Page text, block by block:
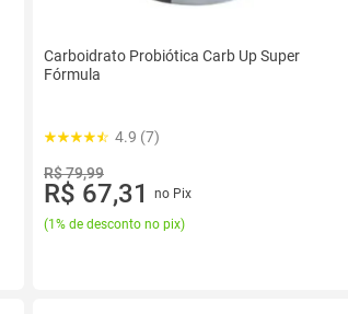
Carboidrato Probiótica Carb Up Super
Fórmula
4.9 (7)
R$ 79,99
R$ 67,31
no Pix
(1% de desconto no pix)